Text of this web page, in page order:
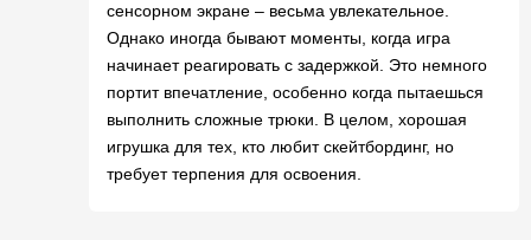
сенсорном экране – весьма увлекательное.
Однако иногда бывают моменты, когда игра
начинает реагировать с задержкой. Это немного
портит впечатление, особенно когда пытаешься
выполнить сложные трюки. В целом, хорошая
игрушка для тех, кто любит скейтбординг, но
требует терпения для освоения.